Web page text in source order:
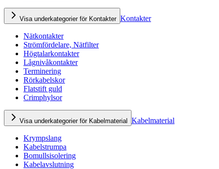
Visa underkategorier för Kontakter Kontakter
Nätkontakter
Strömfördelare, Nätfilter
Högtalarkontakter
Lågnivåkontakter
Terminering
Rörkabelskor
Flatstift guld
Crimphylsor
Visa underkategorier för Kabelmaterial Kabelmaterial
Krympslang
Kabelstrumpa
Bomullsisolering
Kabelavslutning